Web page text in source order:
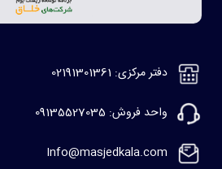
دفتر مرکزی: 02191301361
واحد فروش: 09135527035
Info@masjedkala.com